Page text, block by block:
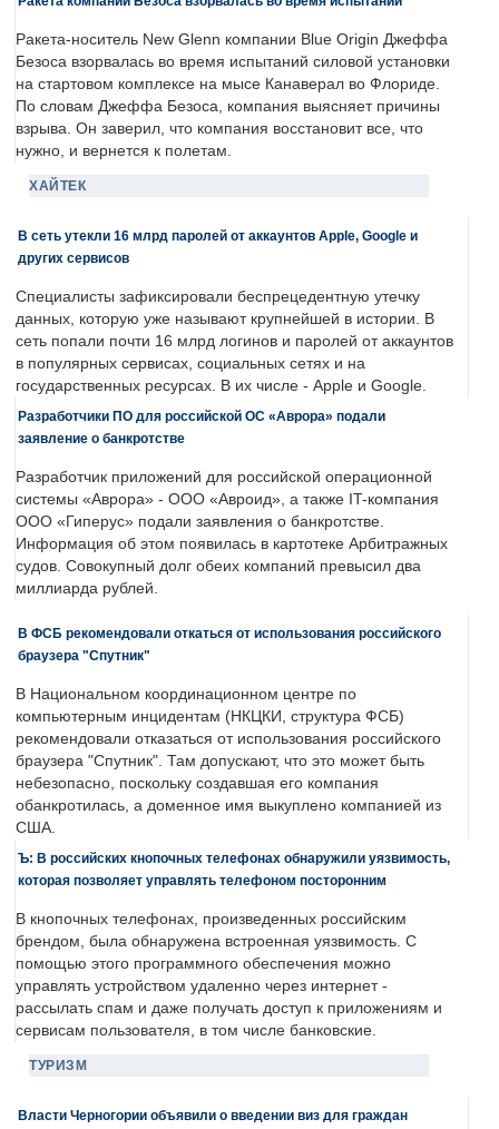
Ракета-носитель New Glenn компании Blue Origin Джеффа
Безоса взорвалась во время испытаний силовой установки
на стартовом комплексе на мысе Канаверал во Флориде.
По словам Джеффа Безоса, компания выясняет причины
взрыва. Он заверил, что компания восстановит все, что
нужно, и вернется к полетам.
ХАЙТЕК
В сеть утекли 16 млрд паролей от аккаунтов Apple, Google и
других сервисов
Специалисты зафиксировали беспрецедентную утечку
данных, которую уже называют крупнейшей в истории. В
сеть попали почти 16 млрд логинов и паролей от аккаунтов
в популярных сервисах, социальных сетях и на
государственных ресурсах. В их числе - Apple и Google.
Разработчики ПО для российской ОС «Аврора» подали
заявление о банкротстве
Разработчик приложений для российской операционной
системы «Аврора» - ООО «Авроид», а также IT-компания
ООО «Гиперус» подали заявления о банкротстве.
Информация об этом появилась в картотеке Арбитражных
судов. Совокупный долг обеих компаний превысил два
миллиарда рублей.
В ФСБ рекомендовали откаться от использования российского
браузера "Спутник"
В Национальном координационном центре по
компьютерным инцидентам (НКЦКИ, структура ФСБ)
рекомендовали отказаться от использования российского
браузера "Спутник". Там допускают, что это может быть
небезопасно, поскольку создавшая его компания
обанкротилась, а доменное имя выкуплено компанией из
США.
Ъ: В российских кнопочных телефонах обнаружили уязвимость,
которая позволяет управлять телефоном посторонним
В кнопочных телефонах, произведенных российским
брендом, была обнаружена встроенная уязвимость. С
помощью этого программного обеспечения можно
управлять устройством удаленно через интернет -
рассылать спам и даже получать доступ к приложениям и
сервисам пользователя, в том числе банковские.
ТУРИЗМ
Власти Черногории объявили о введении виз для граждан